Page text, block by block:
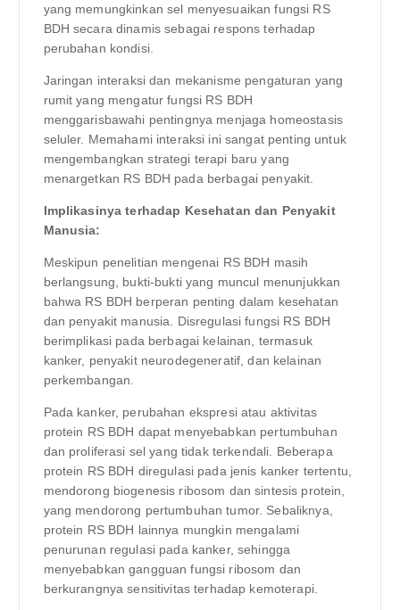
yang memungkinkan sel menyesuaikan fungsi RS
BDH secara dinamis sebagai respons terhadap
perubahan kondisi.
Jaringan interaksi dan mekanisme pengaturan yang
rumit yang mengatur fungsi RS BDH
menggarisbawahi pentingnya menjaga homeostasis
seluler. Memahami interaksi ini sangat penting untuk
mengembangkan strategi terapi baru yang
menargetkan RS BDH pada berbagai penyakit.
Implikasinya terhadap Kesehatan dan Penyakit
Manusia:
Meskipun penelitian mengenai RS BDH masih
berlangsung, bukti-bukti yang muncul menunjukkan
bahwa RS BDH berperan penting dalam kesehatan
dan penyakit manusia. Disregulasi fungsi RS BDH
berimplikasi pada berbagai kelainan, termasuk
kanker, penyakit neurodegeneratif, dan kelainan
perkembangan.
Pada kanker, perubahan ekspresi atau aktivitas
protein RS BDH dapat menyebabkan pertumbuhan
dan proliferasi sel yang tidak terkendali. Beberapa
protein RS BDH diregulasi pada jenis kanker tertentu,
mendorong biogenesis ribosom dan sintesis protein,
yang mendorong pertumbuhan tumor. Sebaliknya,
protein RS BDH lainnya mungkin mengalami
penurunan regulasi pada kanker, sehingga
menyebabkan gangguan fungsi ribosom dan
berkurangnya sensitivitas terhadap kemoterapi.